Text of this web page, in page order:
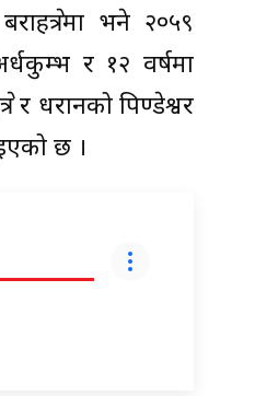
भने २०५९
र १२ वर्षमा
र धरानको पिण्डेश्वर
छ ।